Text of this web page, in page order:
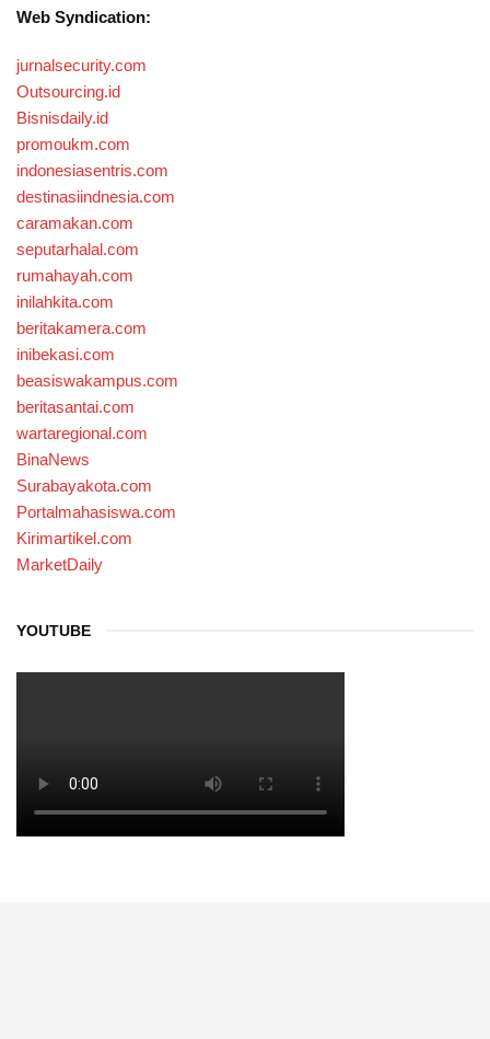
Web Syndication:
jurnalsecurity.com
Outsourcing.id
Bisnisdaily.id
promoukm.com
indonesiasentris.com
destinasiindnesia.com
caramakan.com
seputarhalal.com
rumahayah.com
inilahkita.com
beritakamera.com
inibekasi.com
beasiswakampus.com
beritasantai.com
wartaregional.com
BinaNews
Surabayakota.com
Portalmahasiswa.com
Kirimartikel.com
MarketDaily
YOUTUBE